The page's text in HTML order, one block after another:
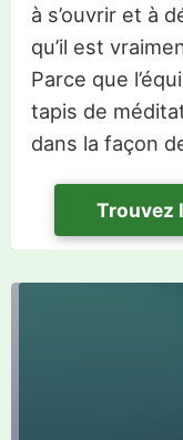
à s’ouvrir et à
qu’il est
Parce que
tapis de
dans la façon
Trouvez